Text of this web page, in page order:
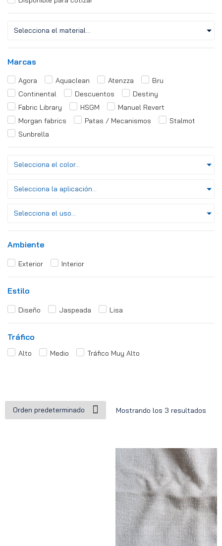
Selecciona el material...
Marcas
Agora Aquaclean Atenzza
Bru
Continental
Descuentos
Destiny
Fabric Library
HSGM
Manuel Revert
Morgan fabrics
Patas / Mecanismos
Stalmot
Sunbrella
Selecciona el color...
Selecciona la aplicación...
Selecciona el uso...
Ambiente
Exterior Interior
Estilo
Diseño Jaspeada Lisa
Tráfico
Alto Medio Tráfico Muy Alto
Mostrando los 3 resultados